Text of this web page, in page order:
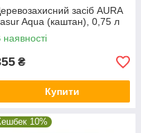
засіб AURA
Aqua (каштан), 0,75 л
наявності
₴
Купити
10%